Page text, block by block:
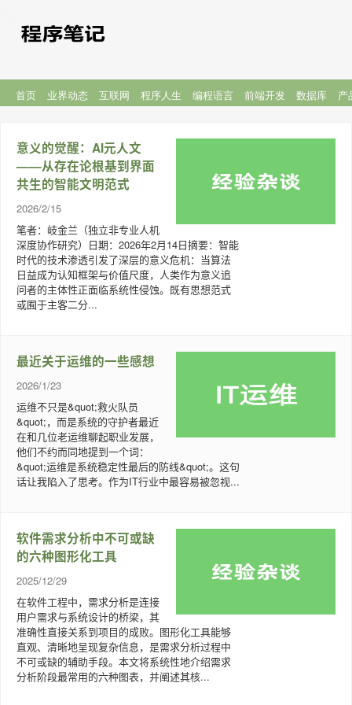
首页 业界动态 互联网 程序人生 编程语言 前端开发 数据库 产
意义的觉醒：AI元人文
——从存在论根基到界面
共生的智能文明范式
2026/2/15
笔者：岐金兰（独立非专业人机
深度协作研究）日期：2026年2月14日摘要：智能
时代的技术渗透引发了深层的意义危机：当算法
日益成为认知框架与价值尺度，人类作为意义追
问者的主体性正面临系统性侵蚀。既有思想范式
或囿于主客二分...
最近关于运维的一些感想
2026/1/23
运维不只是&quot;救火队员
&quot;，而是系统的守护者最近
在和几位老运维聊起职业发展，
他们不约而同地提到一个词：
&quot;运维是系统稳定性最后的防线&quot;。这句
话让我陷入了思考。作为IT行业中最容易被忽视...
软件需求分析中不可或缺
的六种图形化工具
2025/12/29
在软件工程中，需求分析是连接
用户需求与系统设计的桥梁，其
准确性直接关系到项目的成败。图形化工具能够
直观、清晰地呈现复杂信息，是需求分析过程中
不可或缺的辅助手段。本文将系统性地介绍需求
分析阶段最常用的六种图表，并阐述其核...